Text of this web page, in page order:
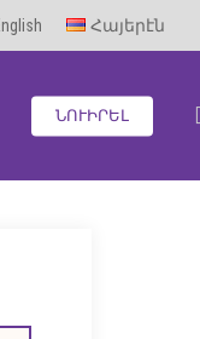
Հայերէն
ՆՈՒԻՐԵԼ